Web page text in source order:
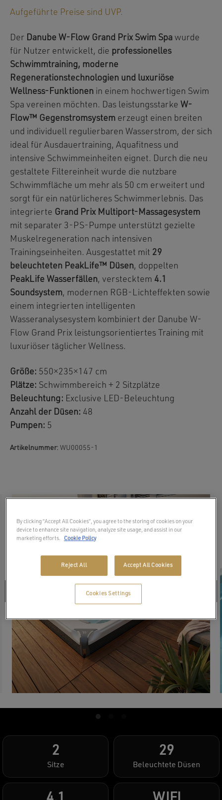
Aufgeführte Preise sind UVP.
Der Danube W-Flow Grand Prix Swim Spa wurde
für Nutzer entwickelt, die professionelles
Schwimmtraining, moderne
Regenerationstechnologien und luxuriöse
Wellness-Funktionen in einem hochwertigen Swim
Spa vereinen möchten. Das leistungsstarke W-
Flow™ Gegenstromsystem erzeugt einen breiten
und individuell regulierbaren Wasserstrom, der sich
ideal für Ausdauertraining, Aquafitness und
intensive Schwimmeinheiten eignet. Durch die neu
gestaltete Filtereinheit wurde die nutzbare
Schwimmfläche um mehr als 50 cm erweitert und
sorgt für ein natürlicheres Schwimmerlebnis. Das
integrierte Grand Prix Multiport-Massagesystem
mit separater 3-PS-Pumpe unterstützt gezielte
Muskelregeneration nach intensiven
Trainingseinheiten. Ausgestattet mit 29
beleuchteten PeakLife™ Düsen, doppelten
PeakLife Wasserfällen, verstecktem 4.1
Soundsystem, modernen RGB-Lichteffekten sowie
einem integrierten intelligenten
Wasseranalysesystem kombiniert der Danube W-
Flow Grand Prix leistungsorientiertes Training mit
luxuriöser täglicher Wellness.
Größe: 550×235×147 cm
Plätze: Schwimmbereich + 2 Sitzplätze
Beleuchtung: Exclusive LED-Beleuchtung
Anzahl der Düsen: 48
Pumpen: 5
Artikelnummer: WU00055-1
2
Sitze
29
Beleuchtete Düsen
By clicking “Accept All Cookies”, you agree to the storing of cookies on your
device to enhance site navigation, analyze site usage, and assist in our
marketing efforts.
Cookie Policy
Reject All Accept All Cookies
Cookies Settings